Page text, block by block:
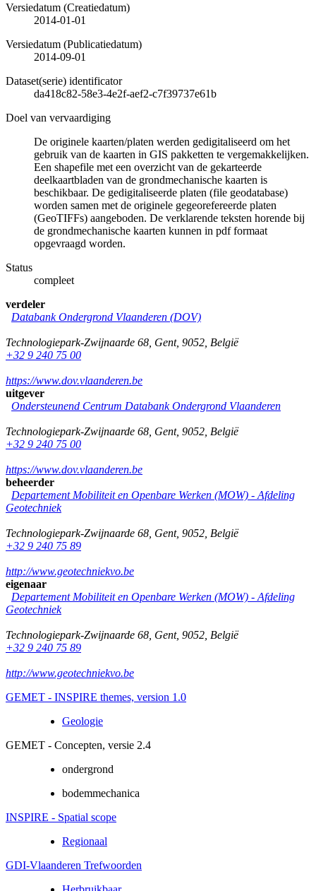
Versiedatum (Creatiedatum)
2014-01-01
Versiedatum (Publicatiedatum)
2014-09-01
Dataset(serie) identificator
da418c82-58e3-4e2f-aef2-c7f39737e61b
Doel van vervaardiging
De originele kaarten/platen werden gedigitaliseerd om het
gebruik van de kaarten in GIS pakketten te vergemakkelijken.
Een shapefile met een overzicht van de gekarteerde
deelkaartbladen van de grondmechanische kaarten is
beschikbaar. De gedigitaliseerde platen (file geodatabase)
worden samen met de originele gegeorefereerde platen
(GeoTIFFs) aangeboden. De verklarende teksten horende bij
de grondmechanische kaarten kunnen in pdf formaat
opgevraagd worden.
Status
compleet
verdeler
Databank Ondergrond Vlaanderen (DOV)
Technologiepark-Zwijnaarde 68 Gent, 9052 België
+32 9 240 75 00
https://www.dov.vlaanderen.be
uitgever
Ondersteunend Centrum Databank Ondergrond Vlaanderen
Technologiepark-Zwijnaarde 68 Gent, 9052 België
+32 9 240 75 00
https://www.dov.vlaanderen.be
beheerder
Departement Mobiliteit en Openbare Werken (MOW) - Afdeling
Geotechniek
Technologiepark-Zwijnaarde 68 Gent, 9052 België
+32 9 240 75 89
http://www.geotechniekvo.be
eigenaar
Departement Mobiliteit en Openbare Werken (MOW) - Afdeling
Geotechniek
Technologiepark-Zwijnaarde 68 Gent, 9052 België
+32 9 240 75 89
http://www.geotechniekvo.be
GEMET - INSPIRE themes, version 1.0
Geologie
GEMET - Concepten, versie 2.4
ondergrond
bodemmechanica
INSPIRE - Spatial scope
Regionaal
GDI-Vlaanderen Trefwoorden